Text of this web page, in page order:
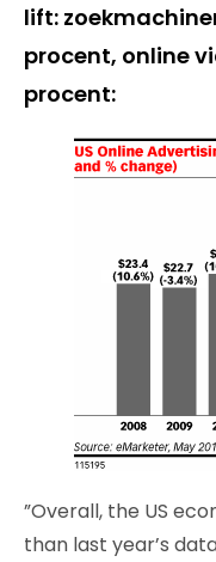
lift:
procent, online
procent:
”Overall, the US
than last year’s